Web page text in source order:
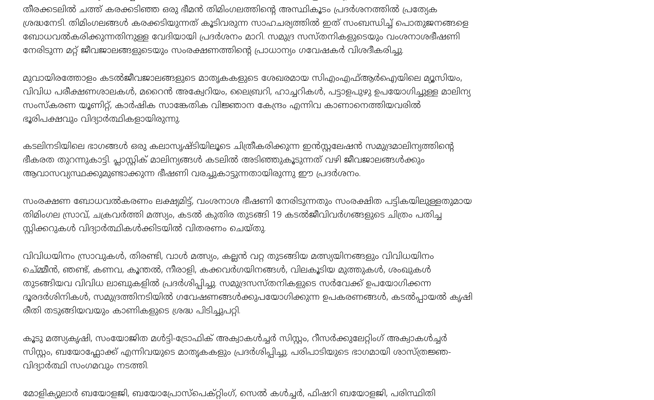
തീരക്കടലിൽ ചത്ത് കരക്കടിഞ്ഞ ഒരു ഭീമൻ തിമിംഗലത്തിന്റെ അസ്ഥികൂടം പ്രദർശനത്തിൽ പ്രത്യേക
ശ്രദ്ധനേടി. തിമിംഗലങ്ങൾ കരക്കടിയുന്നത് കൂടിവരുന്ന സാഹചര്യത്തിൽ ഇത് സംബന്ധിച്ച് പൊതുജനങ്ങളെ
ബോധവൽകരിക്കുന്നതിനുള്ള വേദിയായി പ്രദർശനം മാറി. സമുദ്ര സസ്തനികളുടെയും വംശനാശഭീഷണി
നേരിടുന്ന മറ്റ് ജീവജാലങ്ങളുടെയും സംരക്ഷണത്തിന്റെ പ്രാധാന്യം ഗവേഷകർ വിശദീകരിച്ചു.
മുവായിരത്തോളം കടൽജീവജാലങ്ങളുടെ മാതൃകകളുടെ ശേഖരമായ സിഎംഎഫ്ആർഐയിലെ മ്യൂസിയം,
വിവിധ പരീക്ഷണശാലകൾ, മറൈൻ അക്വേറിയം, ലൈബ്രറി, ഹാച്ചറികൾ, പട്ടാളപുഴു ഉപയോഗിച്ചുള്ള മാലിന്യ
സംസ്കരണ യൂണിറ്റ്, കാർഷിക സാങ്കേതിക വിജ്ഞാന കേന്ദ്രം എന്നിവ കാണാനെത്തിയവരിൽ
ഭൂരിപക്ഷവും വിദ്യാർത്ഥികളായിരുന്നു.
കടലിനടിയിലെ ഭാഗങ്ങൾ ഒരു കലാസൃഷ്ടിയിലൂടെ ചിത്രീകരിക്കുന്ന ഇൻസ്റ്റലേഷൻ സമുദ്രമാലിന്യത്തിന്റെ
ഭീകരത തുറന്നുകാട്ടി. പ്ലാസ്റ്റിക് മാലിന്യങ്ങൾ കടലിൽ അടി‍ഞ്ഞുകൂടുന്നത് വഴി ജീവജാലങ്ങൾക്കും
ആവാസവ്യസ്ഥക്കുമുണ്ടാക്കുന്ന ഭീഷണി വരച്ചുകാട്ടുന്നതായിരുന്നു ഈ പ്രദർശനം.
സംരക്ഷണ ബോധവൽകരണം ലക്ഷ്യമിട്ട്, വംശനാശ ഭീഷണി നേരിടുന്നതും സംരക്ഷിത പട്ടികയിലുള്ളതുമായ
തിമിംഗല സ്രാവ്, ചക്രവർത്തി മത്സ്യം, കടൽ കുതിര തുടങ്ങി 19 കടൽജീവിവർഗങ്ങളുടെ ചിത്രം പതിച്ച
സ്റ്റിക്കറുകൾ വിദ്യാർത്ഥികൾക്കിടയിൽ വിതരണം ചെയ്തു.
വിവിധയിനം സ്രാവുകൾ, തിരണ്ടി, വാൾ മത്സ്യം, കല്ലൻ വറ്റ തുടങ്ങിയ മത്സ്യയിനങ്ങളും വിവിധയിനം
ചെ്മ്മീൻ, ഞണ്ട്, കണവ, കൂന്തൽ, നീരാളി, കക്കവർഗയിനങ്ങൾ, വിലകൂടിയ മുത്തുകൾ, ശംഖുകൾ
തുടങ്ങിയവ വിവിധ ലാബുകളിൽ പ്രദർശിപ്പിച്ചു. സമുദ്രസസ്തനികളുടെ സർവേക്ക് ഉപയോഗിക്കന്ന
ദൂരദർശിനികൾ, സമുദ്രത്തിനടിയിൽ ഗവേഷണങ്ങൾക്കുപയോഗിക്കുന്ന ഉപകരണങ്ങൾ, കടൽപ്പായൽ കൃഷി
രീതി തടുങ്ങിയവയും കാണികളുടെ ശ്രദ്ധ പിടിച്ചുപറ്റി.
കൂടു മത്സ്യകൃഷി, സംയോജിത മൾട്ടി-ട്രോഫിക് അക്വാകൾച്ചർ സിസ്റ്റം, റീസർക്കുലേറ്റിംഗ് അക്വാകൾച്ചർ
സിസ്റ്റം, ബയോഫ്ലോക്ക് എന്നിവയുടെ മാതൃകകളും പ്രദർശിപ്പിച്ചു. പരിപാടിയുടെ ഭാഗമായി ശാസ്ത്രജ്ഞ-
വിദ്യാർത്ഥി സംഗമവും നടത്തി.
മോളിക്യുലാർ ബയോളജി, ബയോപ്രോസ്പെക്റ്റിംഗ്, സെൽ കൾച്ചർ, ഫിഷറി ബയോളജി, പരിസ്ഥിതി